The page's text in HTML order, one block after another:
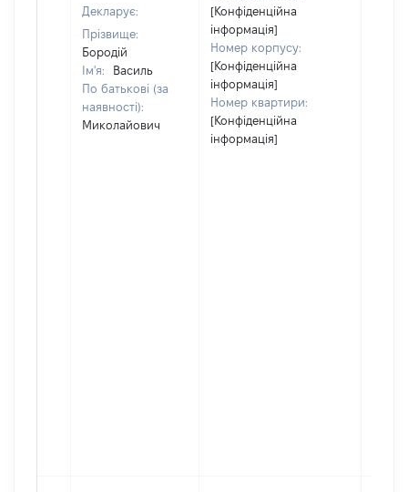
Декларує:
Прізвище:
Бородій
Ім'я:
Василь
По батькові (за
наявності):
Миколайович
[Конфіденційна
інформація]
Номер корпусу:
[Конфіденційна
інформація]
Номер квартири:
[Конфіденційна
інформація]